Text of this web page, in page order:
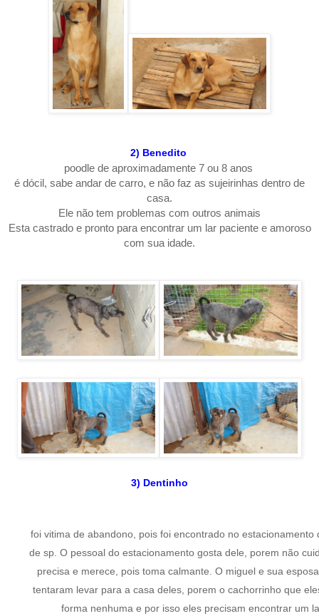
2) Benedito
poodle de aproximadamente 7 ou 8 anos
é dócil, sabe andar de carro, e não faz as sujeirinhas dentro de
casa.
Ele não tem problemas com outros animais
Esta castrado e pronto para encontrar um lar paciente e amoroso
com sua idade.
3) Dentinho
foi vitima de abandono, pois foi encontrado no estacionamento
de sp. O pessoal do estacionamento gosta dele, porem não
precisa e merece, pois toma calmante. O miguel e sua
tentaram levar para a casa deles, porem o cachorrinho que
forma nenhuma e por isso eles precisam encontrar um